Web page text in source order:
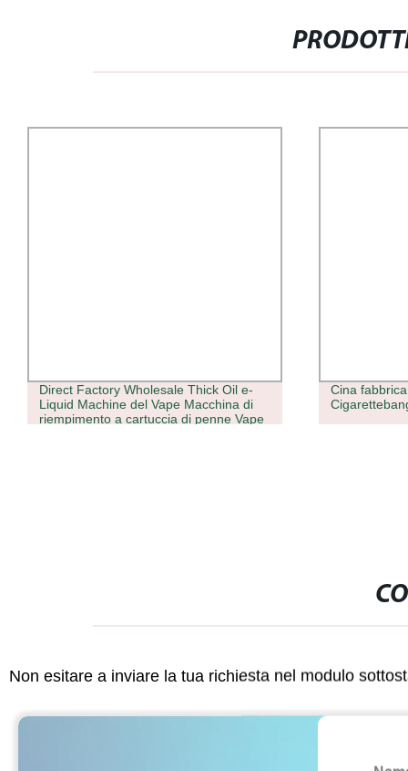
Direct Factory Wholesale Thick Oil e-
Liquid Machine del Vape Macchina di
riempimento a cartuccia di penne Vape
Cina
Non esitare a inviare la tua richiesta nel modulo